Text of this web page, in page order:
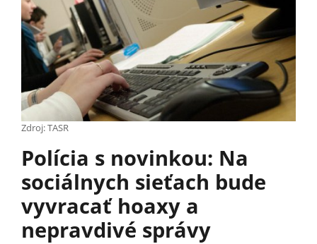
Zdroj: TASR
Polícia s novinkou: Na
sociálnych sieťach bude
vyvracať hoaxy a
nepravdivé správy